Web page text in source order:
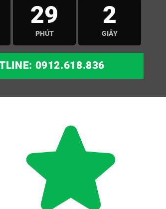
29
PHÚT
0
GIÂY
0912.618.836